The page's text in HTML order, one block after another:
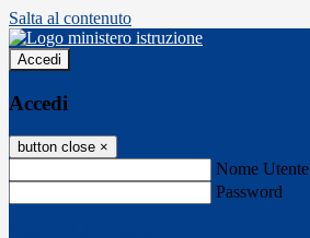
Salta al contenuto
Accedi
Accedi
button close ×
Nome Utente
Password